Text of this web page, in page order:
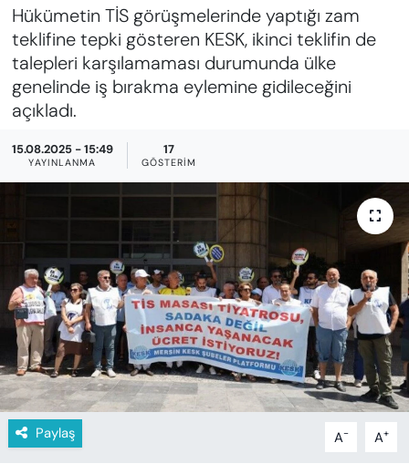
Hükümetin TİS görüşmelerinde yaptığı zam
teklifine tepki gösteren KESK, ikinci teklifin de
talepleri karşılamaması durumunda ülke
genelinde iş bırakma eylemine gidileceğini
açıkladı.
15.08.2025 - 15:49
YAYINLANMA
17
GÖSTERIM
Paylaş A- A+
FAYDALI BİLGİLER
GÜNDEM
SAĞLIK
SPOR
KÜLTÜR-SANAT
MAGAZİN
ÖZEL HABER
YAZAR KÖŞESİ
Süper Lig Puan Durumu ve Fikstür
Tüm Manşetler
Son Dakika Haberleri
Haber Arşivi